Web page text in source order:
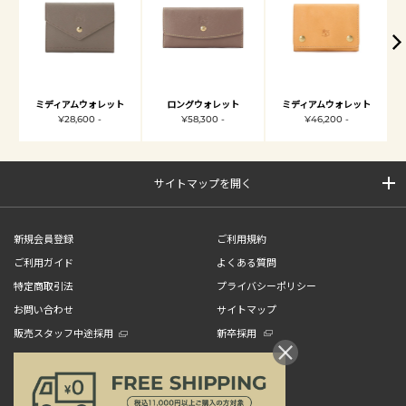
ミディアムウォレット
¥28,600 -
ロングウォレット
¥58,300 -
ミディアムウォレット
¥46,200 -
サイトマップを開く
新規会員登録
ご利用規約
ご利用ガイド
よくある質問
特定商取引法
プライバシーポリシー
お問い合わせ
サイトマップ
販売スタッフ中途採用
新卒採用